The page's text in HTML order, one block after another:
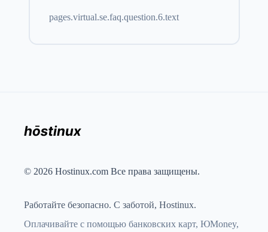
pages.virtual.se.faq.question.6.text
© 2026 Hostinux.com Все права защищены.
Работайте безопасно. С заботой, Hostinux.
Оплачивайте с помощью банковских карт, ЮMoney,